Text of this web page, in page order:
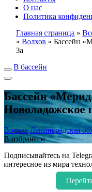
О нас
Политика
Главная страница »
» Волхов » Бассейн
3а
В бассейн
Бассейн
Новоладожское
Волхов Ленинградская
В избранное
Подписывайтесь на
интересное из мира